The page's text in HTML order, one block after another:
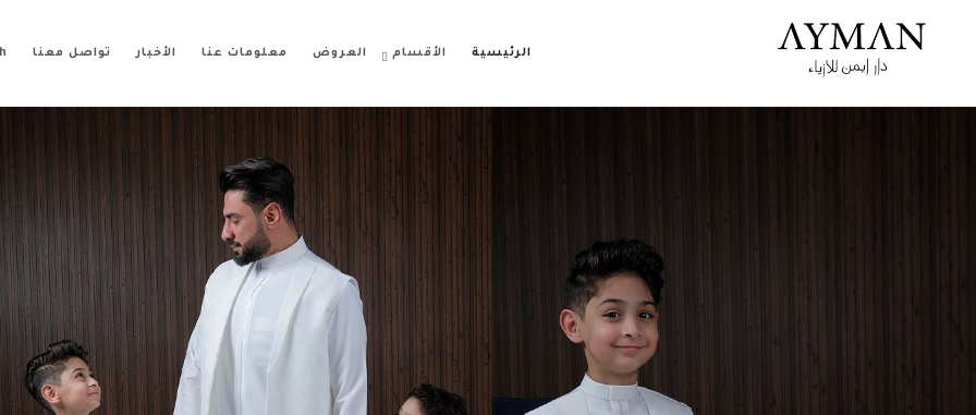
الرئيسية الأقسام العروض معلومات عنا الأخبار تواصل معنا